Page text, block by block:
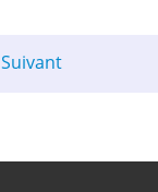
Suivant